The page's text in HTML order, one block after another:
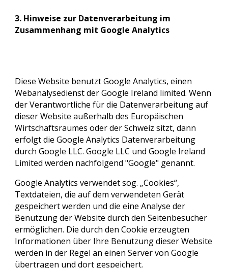
3. Hinweise zur Datenverarbeitung im
Zusammenhang mit Google Analytics
Diese Website benutzt Google Analytics, einen
Webanalysedienst der Google Ireland limited. Wenn
der Verantwortliche für die Datenverarbeitung auf
dieser Website außerhalb des Europäischen
Wirtschaftsraumes oder der Schweiz sitzt, dann
erfolgt die Google Analytics Datenverarbeitung
durch Google LLC. Google LLC und Google Ireland
Limited werden nachfolgend "Google" genannt.
Google Analytics verwendet sog. „Cookies“,
Textdateien, die auf dem verwendeten Gerät
gespeichert werden und die eine Analyse der
Benutzung der Website durch den Seitenbesucher
ermöglichen. Die durch den Cookie erzeugten
Informationen über Ihre Benutzung dieser Website
werden in der Regel an einen Server von Google
übertragen und dort gespeichert.